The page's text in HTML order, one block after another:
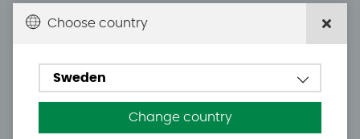
Du kan hämta ordrar efter överenskommelse från
E-post: info@surfspot.se
Choose country
Sweden
Change country